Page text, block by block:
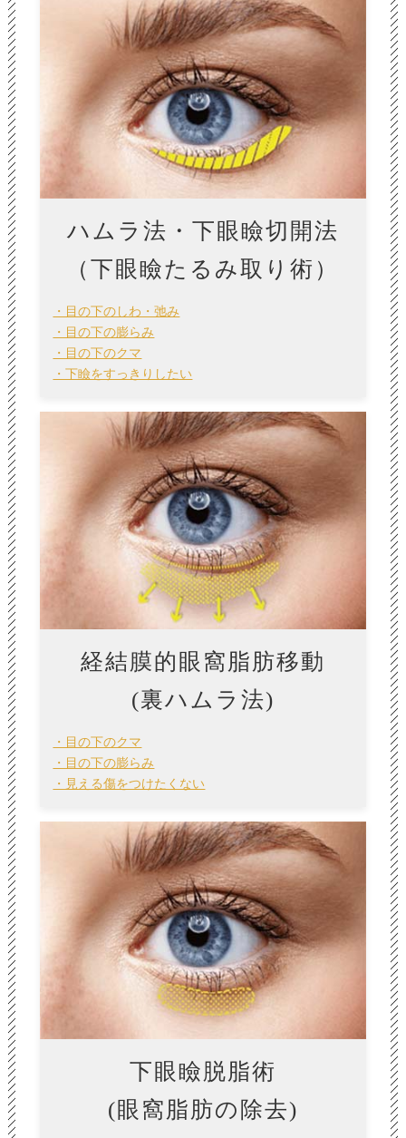
ハムラ法・下眼瞼切開法
（下眼瞼たるみ取り術）
・目の下のしわ・弛み
・目の下の膨らみ
・目の下のクマ
・下瞼をすっきりしたい
経結膜的眼窩脂肪移動
(裏ハムラ法)
・目の下のクマ
・目の下の膨らみ
・見える傷をつけたくない
下眼瞼脱脂術
(眼窩脂肪の除去)